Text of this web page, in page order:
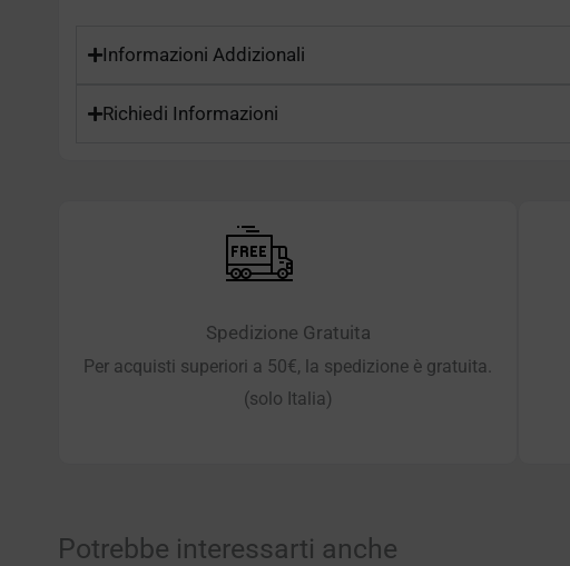
Informazioni Addizionali
Richiedi Informazioni
Spedizione Gratuita
Per acquisti superiori a 50€, la spedizione è gratuita.
(solo Italia)
Potrebbe interessarti anche